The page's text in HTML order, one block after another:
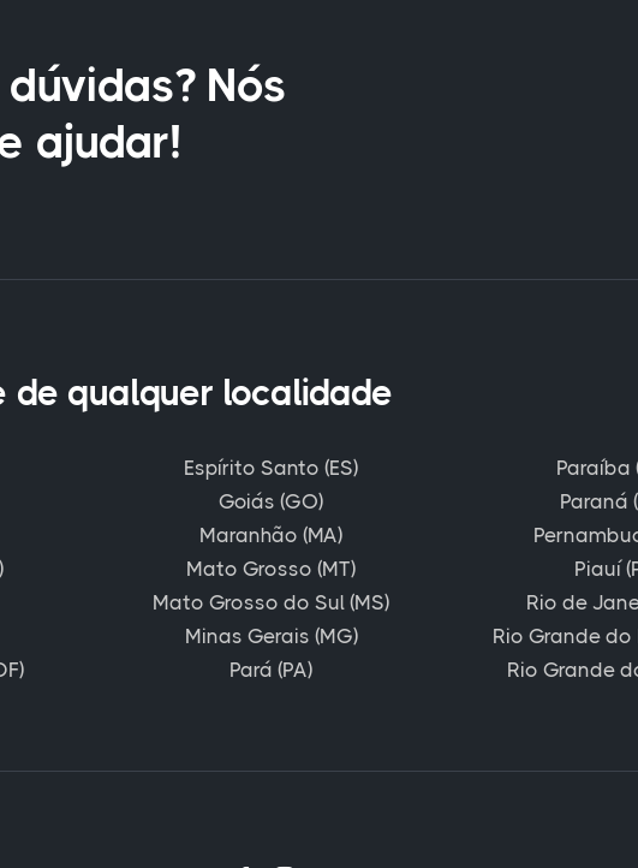
Nós
ajudar!
de qualquer localidade
Espírito Santo (ES)
Goiás (GO)
Maranhão (MA)
Mato Grosso (MT)
Mato Grosso do Sul (MS)
Minas Gerais (MG)
Pará (PA)
Paraíba
Paraná
Piauí
Rio de
Rio Grande do
Rio Grande